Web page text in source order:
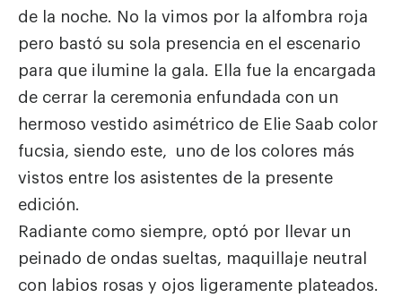
de la noche. No la vimos por la alfombra roja
pero bastó su sola presencia en el escenario
para que ilumine la gala. Ella fue la encargada
de cerrar la ceremonia enfundada con un
hermoso vestido asimétrico de Elie Saab color
fucsia, siendo este, uno de los colores más
vistos entre los asistentes de la presente
edición.
Radiante como siempre, optó por llevar un
peinado de ondas sueltas, maquillaje neutral
con labios rosas y ojos ligeramente plateados.